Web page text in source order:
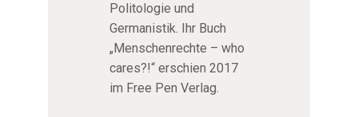
Politologie und
Germanistik. Ihr Buch
„Menschenrechte – who
cares?!“ erschien 2017
im Free Pen Verlag.